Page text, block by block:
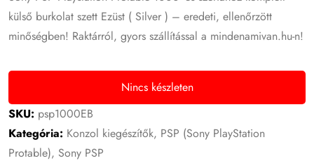
külső burkolat szett Ezüst ( Silver ) – eredeti, ellenőrzött
minőségben! Raktárról, gyors szállítással a mindenamivan.hu-n!
Nincs készleten
SKU: psp1000EB
Kategória: Konzol kiegészítők, PSP (Sony PlayStation
Protable), Sony PSP